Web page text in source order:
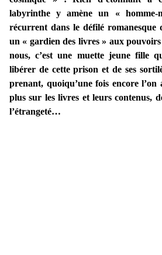
labyrinthe y amène un « homme-
récurrent dans le défilé
un « gardien des livres » aux
nous, c’est une muette jeune fille
libérer de cette prison et de ses
prenant, quoiqu’une fois encore
plus sur les livres et leurs contenus,
l’étrangeté…